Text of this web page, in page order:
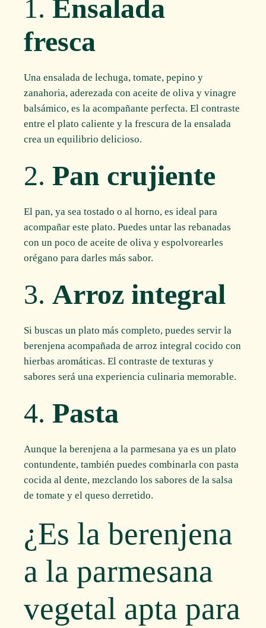
1.Ensalada
fresca
Una ensalada de lechuga, tomate, pepino y
zanahoria, aderezada con aceite de oliva y vinagre
balsámico, es la acompañante perfecta. El contraste
entre el plato caliente y la frescura de la ensalada
crea un equilibrio delicioso.
2.Pan crujiente
El pan, ya sea tostado o al horno, es ideal para
acompañar este plato. Puedes untar las rebanadas
con un poco de aceite de oliva y espolvorearles
orégano para darles más sabor.
3.Arroz integral
Si buscas un plato más completo, puedes servir la
berenjena acompañada de arroz integral cocido con
hierbas aromáticas. El contraste de texturas y
sabores será una experiencia culinaria memorable.
4.Pasta
Aunque la berenjena a la parmesana ya es un plato
contundente, también puedes combinarla con pasta
cocida al dente, mezclando los sabores de la salsa
de tomate y el queso derretido.
¿Es la berenjena
a la parmesana
vegetal apta para